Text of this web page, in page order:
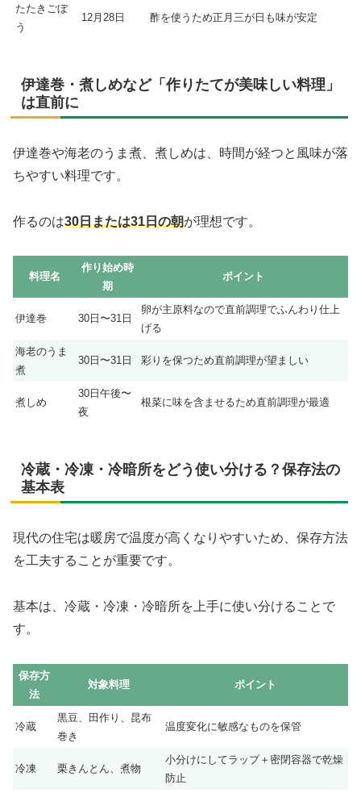
たたきごぼ
う
12月28日 酢を使うため正月三が日も味が安定
伊達巻・煮しめなど「作りたてが美味しい料理」
は直前に
伊達巻や海老のうま煮、煮しめは、時間が経つと風味が落
ちやすい料理です。
作るのは30日または31日の朝が理想です。
料理名
作り始め時
期
ポイント
伊達巻 30日〜31日
卵が主原料なので直前調理でふんわり仕上
げる
海老のうま
煮
30日〜31日 彩りを保つため直前調理が望ましい
煮しめ
30日午後〜
夜
根菜に味を含ませるため直前調理が最適
冷蔵・冷凍・冷暗所をどう使い分ける？保存法の
基本表
現代の住宅は暖房で温度が高くなりやすいため、保存方法
を工夫することが重要です。
基本は、冷蔵・冷凍・冷暗所を上手に使い分けることで
す。
保存方
法
対象料理 ポイント
冷蔵
黒豆、田作り、昆布
巻き
温度変化に敏感なものを保管
冷凍 栗きんとん、煮物
小分けにしてラップ＋密閉容器で乾燥
防止